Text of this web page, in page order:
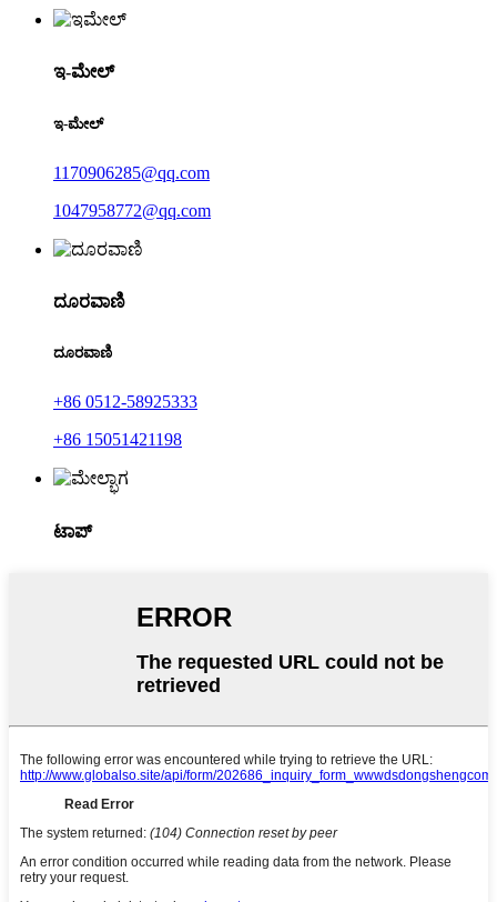
ಇ-ಮೇಲ್
ಇ-ಮೇಲ್
1170906285@qq.com
1047958772@qq.com
ದೂರವಾಣಿ
ದೂರವಾಣಿ
+86 0512-58925333
+86 15051421198
ಟಾಪ್